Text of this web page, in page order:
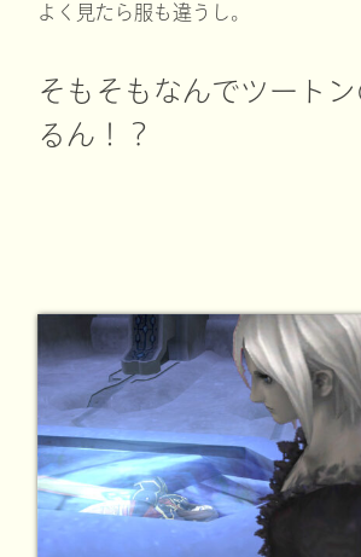
よく見たら服も違うし。
そもそもなんでツート
るん！？